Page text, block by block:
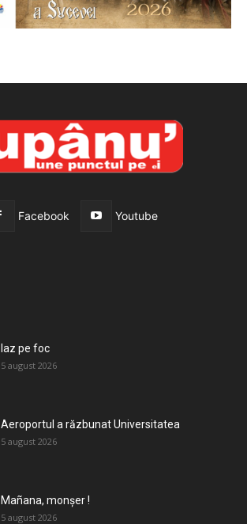
Facebook Youtube
Iaz pe foc
5 august 2026
Aeroportul a răzbunat Universitatea
5 august 2026
Mañana, monșer !
5 august 2026